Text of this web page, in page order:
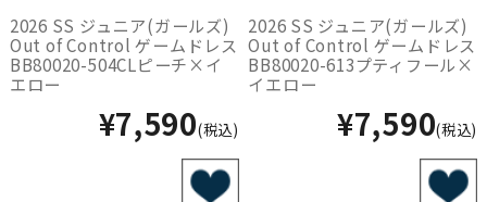
2026 SS ジュニア(ガールズ)
Out of Control ゲームドレス
BB80020-504CLピーチ×イ
エロー
¥7,590(税込)
2026 SS ジュニア(ガールズ)
Out of Control ゲームドレス
BB80020-613プティフール×
イエロー
¥7,590(税込)